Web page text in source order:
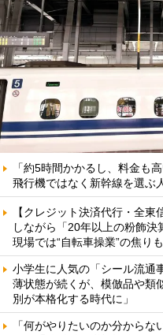
「約5時間かかるし、料金も
飛行機ではなく新幹線を選ぶ
【クレジット決済代行・全
しながら「20年以上の粉飾
現場では“自転車操業”の焦り
小学生に人気の「シール流
薄状態が続くが、模倣品や
別が本格化する時代に」
「何がやりたいのか分から